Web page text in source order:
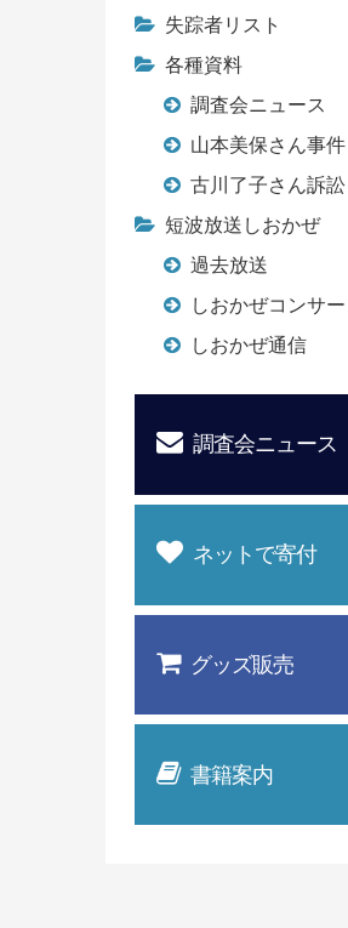
失踪者リスト
各種資料
調査会ニュース
山本美保さん事件
古川了子さん訴訟
短波放送しおかぜ
過去放送
しおかぜコンサー
しおかぜ通信
調査会ニュース
ネットで寄付
グッズ販売
書籍案内